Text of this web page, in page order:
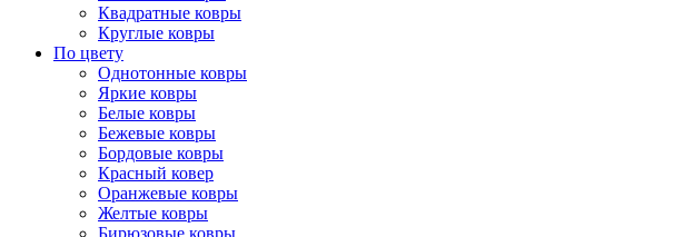
Квадратные ковры
Круглые ковры
По цвету
Однотонные ковры
Яркие ковры
Белые ковры
Бежевые ковры
Бордовые ковры
Красный ковер
Оранжевые ковры
Желтые ковры
Бирюзовые ковры